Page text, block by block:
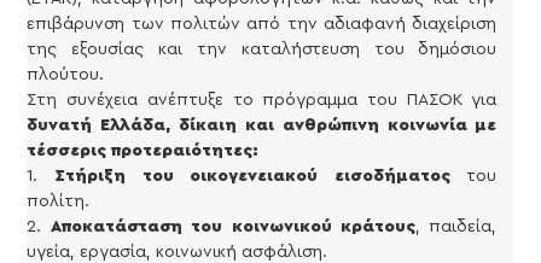
επιβάρυνση των πολιτών από την αδιαφανή διαχείριση
της εξουσίας και την καταλήστευση του δημόσιου
πλούτου.
Στη συνέχεια ανέπτυξε το πρόγραμμα του ΠΑΣΟΚ για
δυνατή Ελλάδα, δίκαιη και ανθρώπινη κοινωνία με
τέσσερις προτεραιότητες:
1. Στήριξη του οικογενειακού εισοδήματοςτου
πολίτη.
2. Αποκατάσταση του κοινωνικού κράτους, παιδεία,
υγεία, εργασία, κοινωνική ασφάλιση.